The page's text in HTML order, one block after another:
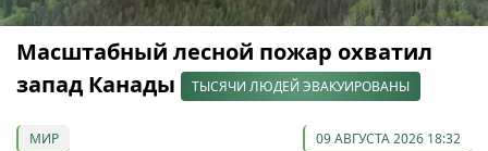
Масштабный лесной пожар охватил
запад Канады
ТЫСЯЧИ ЛЮДЕЙ ЭВАКУИРОВАНЫ
МИР 09 АВГУСТА 2026 18:32